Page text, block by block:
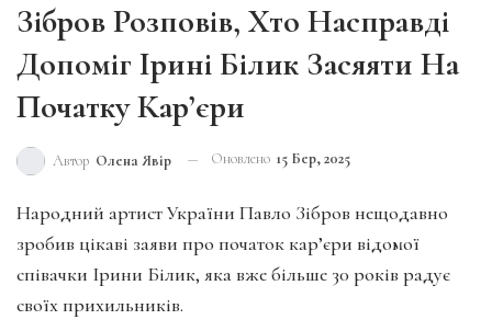
Зібров Розповів, Хто Насправді
Допоміг Ірині Білик Засяяти На
Початку Кар’єри
Автор Олена Явір Оновлено 15 Бер, 2025
Народний артист України Павло Зібров нещодавно
зробив цікаві заяви про початок кар’єри відомої
співачки Ірини Білик, яка вже більше 30 років радує
своїх прихильників.